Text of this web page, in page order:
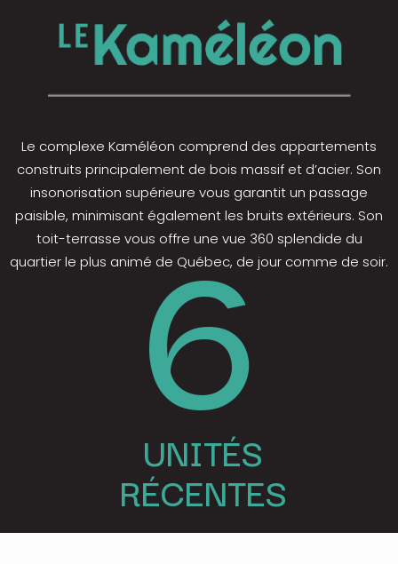
Le complexe Kaméléon comprend des appartements
construits principalement de bois massif et d’acier. Son
insonorisation supérieure vous garantit un passage
paisible, minimisant également les bruits extérieurs. Son
toit-terrasse vous offre une vue 360 splendide du
quartier le plus animé de Québec, de jour comme de soir.
6
UNITÉS
RÉCENTES